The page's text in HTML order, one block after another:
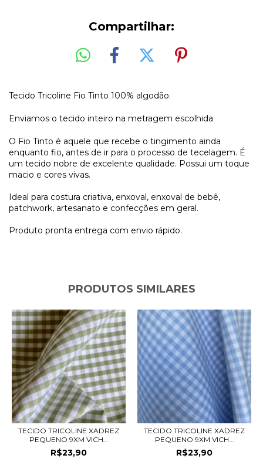
Compartilhar:
Tecido Tricoline Fio Tinto 100% algodão.
Enviamos o tecido inteiro na metragem escolhida
O Fio Tinto é aquele que recebe o tingimento ainda
enquanto fio, antes de ir para o processo de tecelagem. É
um tecido nobre de excelente qualidade. Possui um toque
macio e cores vivas.
Ideal para costura criativa, enxoval, enxoval de bebê,
patchwork, artesanato e confecções em geral.
Produto pronta entrega com envio rápido.
PRODUTOS SIMILARES
TECIDO TRICOLINE XADREZ
PEQUENO 9XM VICH...
R$23,90
TECIDO TRICOLINE XADREZ
PEQUENO 9XM VICH...
R$23,90